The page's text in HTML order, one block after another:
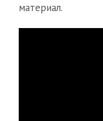
материал.